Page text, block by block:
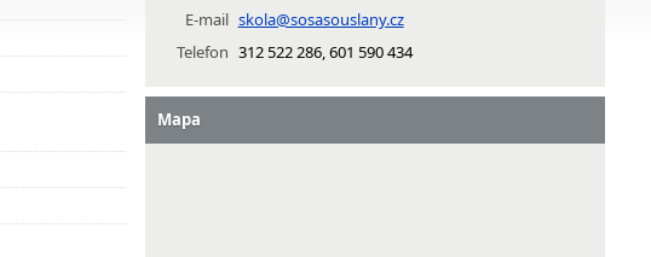
E-mail skola@sosasouslany.cz
Telefon 312 522 286, 601 590 434
Mapa